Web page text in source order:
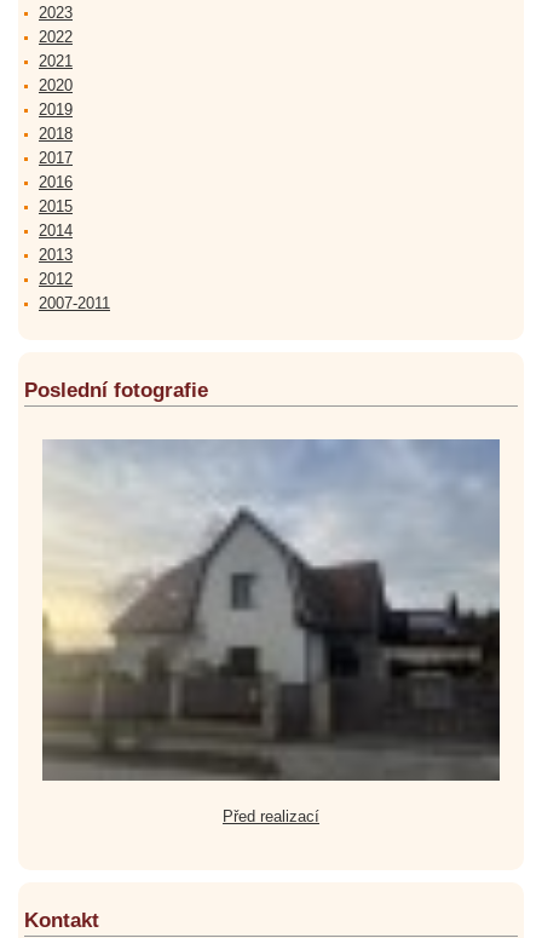
2023
2022
2021
2020
2019
2018
2017
2016
2015
2014
2013
2012
2007-2011
Poslední fotografie
Před realizací
Kontakt